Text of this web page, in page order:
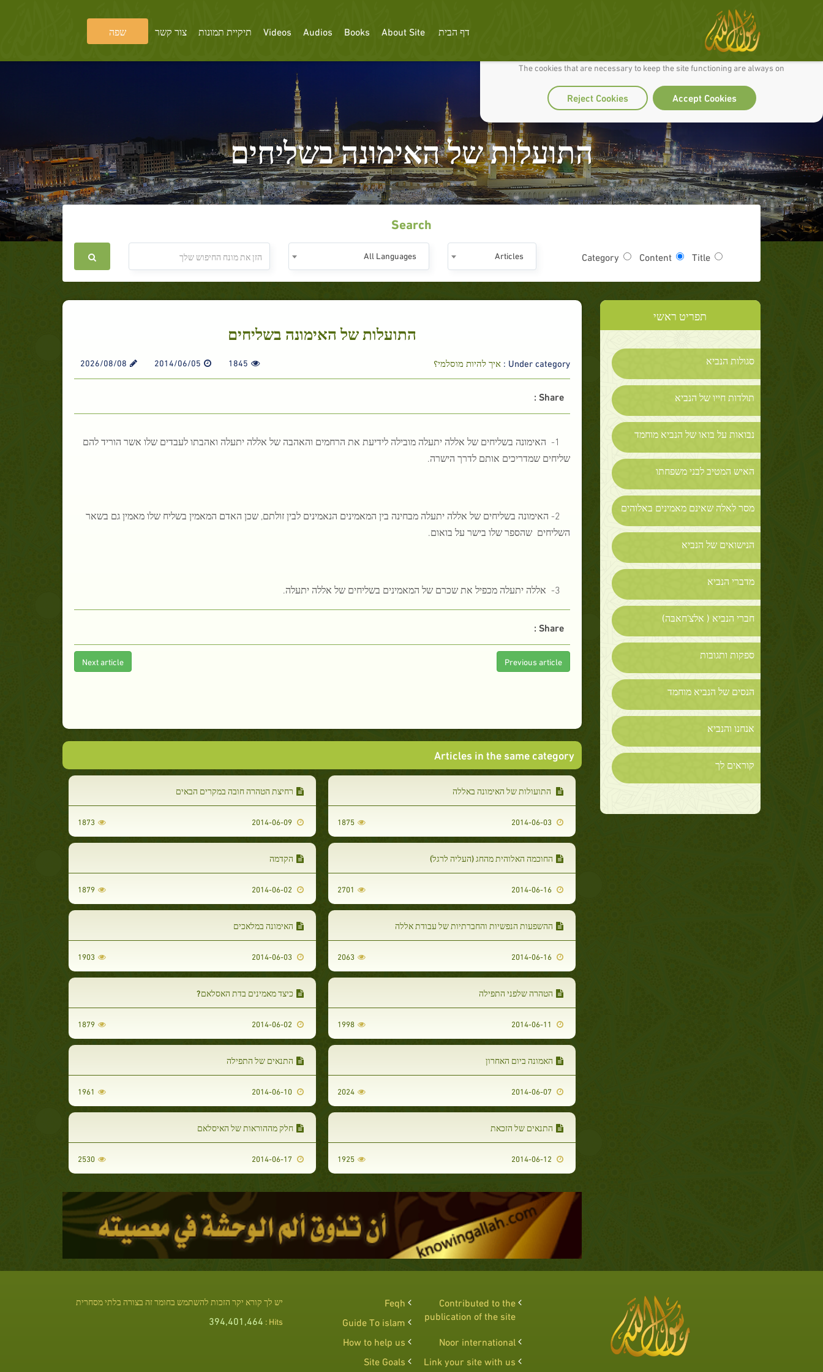
We use cookies to make our site work well for you and so we can continually improve it.
The cookies that are necessary to keep the site functioning are always on
Accept Cookies
Reject Cookies
דף הבית About Site
Books
Audios
Videos תיקיית תמונות צור קשר שפה
התועלות של האימונה בשליחים
Search
Title
Content
Category
Articles
All Languages
תפריט ראשי
סגולות הנביא
תולדות חייו של הנביא
נבואות על בואו של הנביא מוחמד
האיש המטיב לבני משפחתו
מסר לאלה שאינם מאמינים באלוהים
הנישואים של הנביא
מדברי הנביא
חברי הנביא ( אלצ'חאבּה)
ספקות ותגובות
הנסים של הנביא מוחמד
אנחנו והנביא
קוראים לך
התועלות של האימונה בשליחים
Under category : איך להיות מוסלמי؟ 1845
2014/06/05
2026/08/08
Share :
1- האימונה בשליחים של אללה יתעלה מובילה לידיעת את הרחמים והאהבה של אללה יתעלה ואהבתו לעבדים שלו אשר הוריד להם
שליחים שמדריכים אותם לדרך הישרה.
2- האימונה בשליחים של אללה יתעלה מבחינה בין המאמינים הנאמינים לבין זולתם, שכן האדם המאמין בשליח שלו מאמין גם בשאר
השליחים שהספר שלו בישר על בואום.
3- אללה יתעלה מכפיל את שכרם של המאמינים בשליחים של אללה יתעלה.
Share :
Previous article
Next article
Articles in the same category
התועולות של האימונה באללה
2014-06-03
1875
רחיצת הטהרה חובה במקרים הבאים
2014-06-09
1873
החוכמה האלוהית מהחג (העליה לרגל)
2014-06-16
2701
הקדמה
1879
ההשפעות הנפשיות והחברתיות של עבודת אללה
2014-06-16
2063
האימונה במלאכים
2014-06-03
1903
הטהרה שלפני התפילה
1998
כיצד מאמינים בדת האסלאם?
1879
האמונה ביום האחרון
2024
התנאים של התפילה
2014-06-10
1961
התנאים של הזכאת
1925
חלק מההוראות של האיסלאם
2530
Contributed to the
publication of the site
Feqh
Guide To islam
Noor international
How to help us
Link your site with us
Site Goals
יש לך קורא יקר הזכות להשתמש בחומר זה בצורה בלתי מסחרית
Hits :
394,401,464